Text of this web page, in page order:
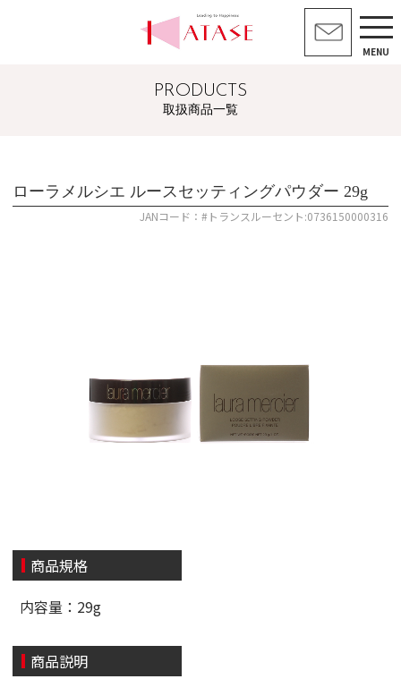
MENU
PRODUCTS
取扱商品一覧
ローラメルシエ ルースセッティングパウダー 29g
JANコード：#トランスルーセント:0736150000316
商品規格
内容量：29g
商品説明